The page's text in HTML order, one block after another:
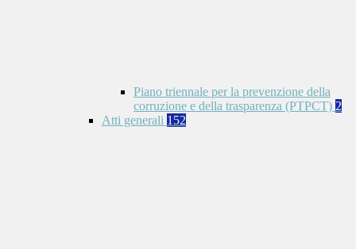
Piano triennale per la prevenzione della
corruzione e della trasparenza (PTPCT) 2
Atti generali 152